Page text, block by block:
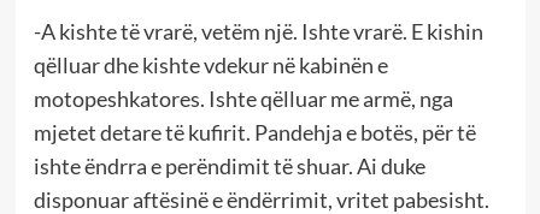
-A kishte të vrarë, vetëm një. Ishte vrarë. E kishin
qëlluar dhe kishte vdekur në kabinën e
motopeshkatores. Ishte qëlluar me armë, nga
mjetet detare të kufirit. Pandehja e botës, për të
ishte ëndrra e perëndimit të shuar. Ai duke
disponuar aftësinë e ëndërrimit, vritet pabesisht.